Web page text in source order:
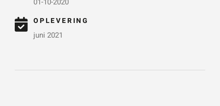
Wat is 5 + 5?*
OPLEVERING
juni 2021